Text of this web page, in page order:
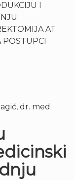
I
AT
POSTUPCI
dr. med.